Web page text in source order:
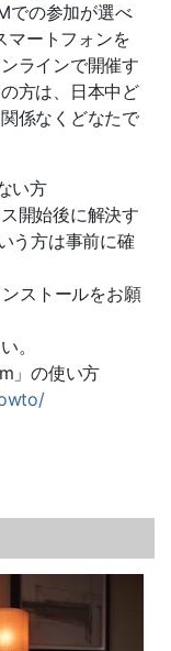
での参加が選べ
マートフォンを
ラインで開催す
方は、日本中ど
係なくどなたで
い方
開始後に解決す
う方は事前に確
ストールをお願
。
」の使い方